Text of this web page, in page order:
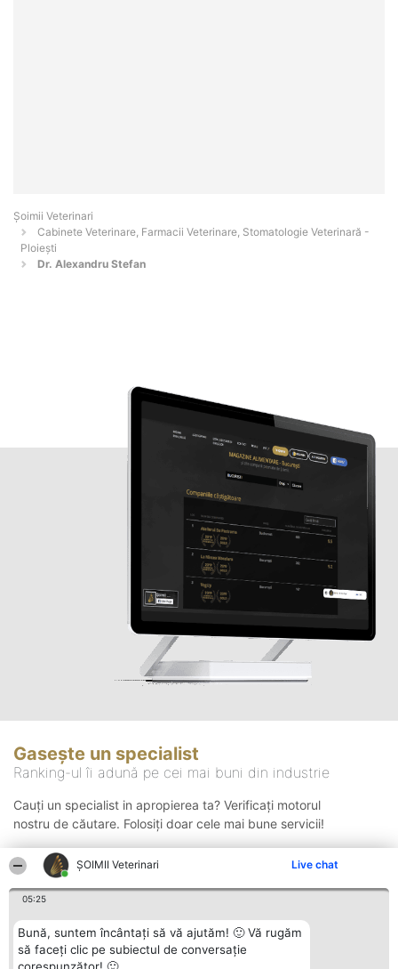
ȘOIMII Veterinari Live chat
05:25
Bună, suntem încântați să vă ajutăm! 🙂 Vă rugăm
să faceți clic pe subiectul de conversație
Șoimii Veterinari
Cabinete Veterinare, Farmacii Veterinare, Stomatologie Veterinară -
Ploieşti
Dr. Alexandru Stefan
Gasește un specialist
Ranking-ul îi adună pe cei mai buni din industrie
Cauți un specialist in apropierea ta? Verificați motorul
nostru de căutare. Folosiți doar cele mai bune servicii!